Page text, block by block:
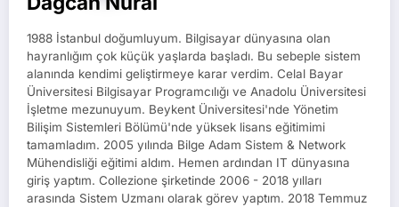
1988 İstanbul doğumluyum. Bilgisayar dünyasına olan
hayranlığım çok küçük yaşlarda başladı. Bu sebeple sistem
alanında kendimi geliştirmeye karar verdim. Celal Bayar
Üniversitesi Bilgisayar Programcılığı ve Anadolu Üniversitesi
İşletme mezunuyum. Beykent Üniversitesi'nde Yönetim
Bilişim Sistemleri Bölümü'nde yüksek lisans eğitimimi
tamamladım. 2005 yılında Bilge Adam Sistem & Network
Mühendisliği eğitimi aldım. Hemen ardından IT dünyasına
giriş yaptım. Collezione şirketinde 2006 - 2018 yılları
arasında Sistem Uzmanı olarak görev yaptım. 2018 Temmuz